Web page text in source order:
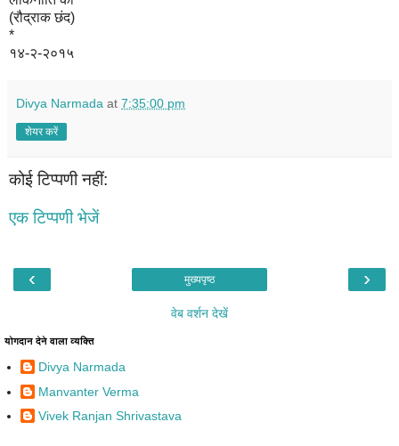
(रौद्राक छंद)
*
१४-२-२०१५
Divya Narmada at 7:35:00 pm
शेयर करें
कोई टिप्पणी नहीं:
एक टिप्पणी भेजें
‹ ›
मुख्यपृष्ठ
वेब वर्शन देखें
योगदान देने वाला व्यक्ति
Divya Narmada
Manvanter Verma
Vivek Ranjan Shrivastava